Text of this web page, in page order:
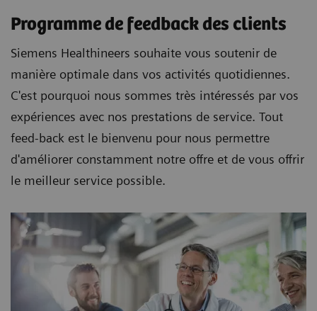
Programme de feedback des clients
Siemens Healthineers souhaite vous soutenir de
manière optimale dans vos activités quotidiennes.
C'est pourquoi nous sommes très intéressés par vos
expériences avec nos prestations de service. Tout
feed-back est le bienvenu pour nous permettre
d'améliorer constamment notre offre et de vous offrir
le meilleur service possible.